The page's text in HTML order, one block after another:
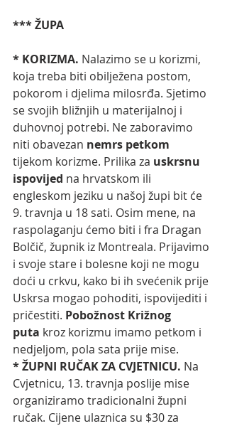
*** ŽUPA
* KORIZMA. Nalazimo se u korizmi,
koja treba biti obilježena postom,
pokorom i djelima milosrđa. Sjetimo
se svojih bližnjih u materijalnoj i
duhovnoj potrebi. Ne zaboravimo
niti obavezan nemrs petkom
tijekom korizme. Prilika za uskrsnu
ispovijed na hrvatskom ili
engleskom jeziku u našoj župi bit će
9. travnja u 18 sati. Osim mene, na
raspolaganju ćemo biti i fra Dragan
Bolčič, župnik iz Montreala. Prijavimo
i svoje stare i bolesne koji ne mogu
doći u crkvu, kako bi ih svećenik prije
Uskrsa mogao pohoditi, ispovijediti i
pričestiti. Pobožnost Križnog
puta kroz korizmu imamo petkom i
nedjeljom, pola sata prije mise.
* ŽUPNI RUČAK ZA CVJETNICU. Na
Cvjetnicu, 13. travnja poslije mise
organiziramo tradicionalni župni
ručak. Cijene ulaznica su $30 za